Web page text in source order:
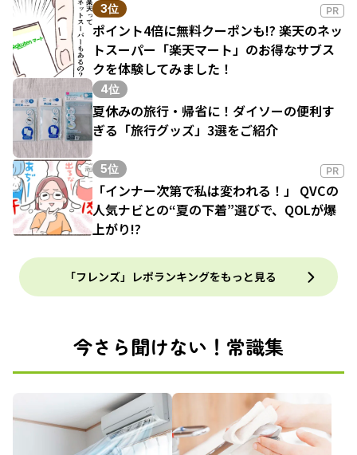
3位 PR
ポイント4倍に無料クーポンも!? 楽天のネッ
トスーパー「楽天マート」のお得なサブス
クを体験してみました！
4位
夏休みの旅行・帰省に！ダイソーの便利す
ぎる「旅行グッズ」3選をご紹介
5位 PR
「インナー次第で私は変われる！」 QVCの
人気ナビとの“夏の下着”選びで、QOLが爆
上がり!?
「フレンズ」レポランキングをもっと見る
今さら聞けない！常識集